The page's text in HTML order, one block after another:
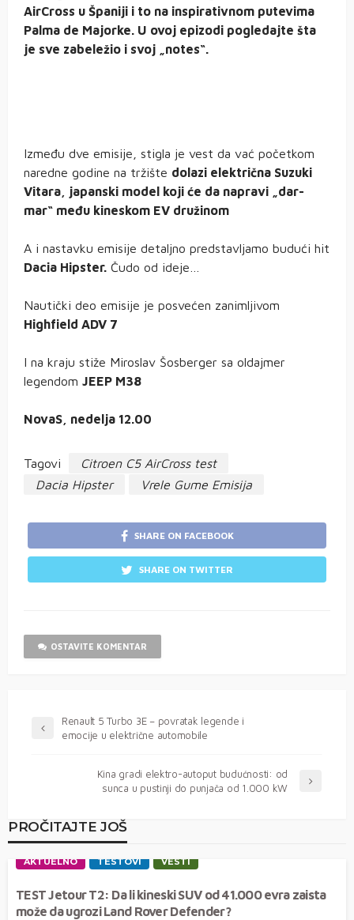
AirCross u Španiji i to na inspirativnom putevima
Palma de Majorke. U ovoj epizodi pogledajte šta
je sve zabeležio i svoj „notes“.
Između dve emisije, stigla je vest da vać početkom
naredne godine na tržište dolazi električna Suzuki
Vitara, japanski model koji će da napravi „dar-
mar“ među kineskom EV družinom
A i nastavku emisije detaljno predstavljamo budući hit
Dacia Hipster. Čudo od ideje…
Nautički deo emisije je posvećen zanimljivom
Highfield ADV 7
I na kraju stiže Miroslav Šosberger sa oldajmer
legendom JEEP M38
NovaS, nedelja 12.00
Tagovi
Citroen C5 AirCross test
Dacia Hipster
Vrele Gume Emisija
SHARE ON FACEBOOK
SHARE ON TWITTER
OSTAVITE KOMENTAR
Renault 5 Turbo 3E – povratak legende i
emocije u električne automobile
Kina gradi elektro-autoput budućnosti: od
sunca u pustinji do punjača od 1.000 kW
PROČITAJTE JOŠ
AKTUELNO TESTOVI VESTI
TEST Jetour T2: Da li kineski SUV od 41.000 evra zaista
može da ugrozi Land Rover Defender?